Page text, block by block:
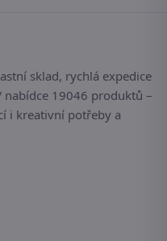
sklad, rychlá expedice
nabídce 19046 produktů –
i kreativní potřeby a